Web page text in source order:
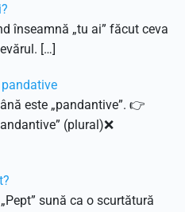
înseamnă „tu ai” făcut ceva
[…]
este „pandantive”. 👉
(plural)❌
sună ca o scurtătură